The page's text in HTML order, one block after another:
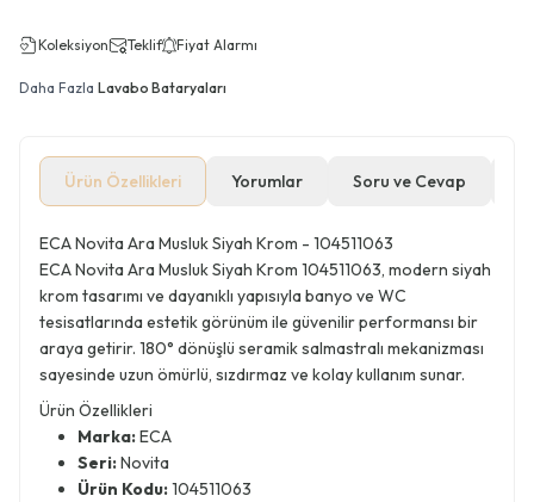
Koleksiyon Teklif Fiyat Alarmı
Daha Fazla Lavabo Bataryaları
Ürün Özellikleri Yorumlar Soru ve Cevap
ECA Novita Ara Musluk Siyah Krom - 104511063
ECA Novita Ara Musluk Siyah Krom 104511063, modern siyah
krom tasarımı ve dayanıklı yapısıyla banyo ve WC
tesisatlarında estetik görünüm ile güvenilir performansı bir
araya getirir. 180° dönüşlü seramik salmastralı mekanizması
sayesinde uzun ömürlü, sızdırmaz ve kolay kullanım sunar.
Ürün Özellikleri
Marka:ECA
Seri:Novita
Ürün Kodu:104511063